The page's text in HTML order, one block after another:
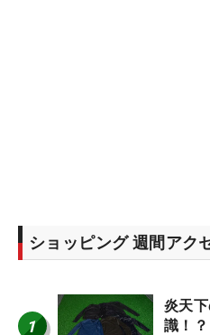
ショッピング 週間アク
1
炎天
識！